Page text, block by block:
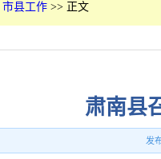
市县工作 >> 正文
肃南县
发